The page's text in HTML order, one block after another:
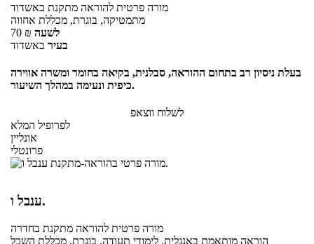
מורה פרטית להוראה מתקנת באשדוד
מתמטיקה, בוגרת, מכללת אחווה
70 ₪ לשעה
בעיר באשדוד
בעלת ניסיון רב בתחום ההוראה, סבלנית, בקיאה בחומר ומשרה אווירה
כיפית ונעימה במהלך השיעור.
לשלוח ווצאפ
לפרופיל המלא
אונליין
פרונטלי
ענבל ו.
מורה פרטית להוראה מתקנת בחדרה
הוראה מותאמת באנגלית, לימודי תעודה, בוגרת, מכללת השכל